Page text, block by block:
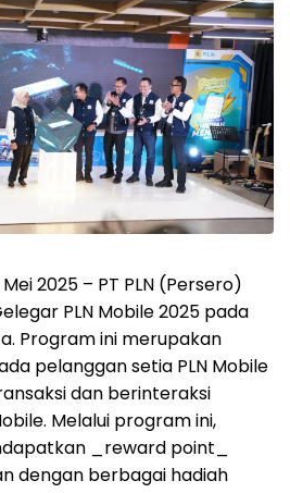
Mei 2025 – PT PLN (Persero)
PLN Mobile 2025 pada
Program ini merupakan
pelanggan setia PLN Mobile
dan berinteraksi
Melalui program ini,
_reward point_
dengan berbagai hadiah